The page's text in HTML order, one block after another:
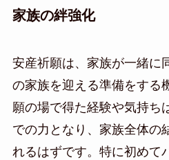
家族の絆強化
安産祈願は、家族が一緒に
の家族を迎える準備をする
願の場で得た経験や気持ち
での力となり、家族全体の
れるはずです。特に初めて